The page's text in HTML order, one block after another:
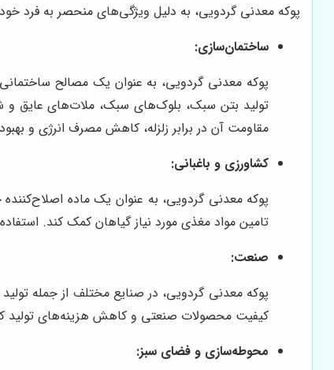
پوکه معدنی گردویی، به دلیل ویژگی‌های منحصر به فرد
ساختمان‌سازی:
پوکه معدنی گردویی، به عنوان یک مصالح
تولید بتن سبک، بلوک‌های سبک، ملات‌های عایق و
مقاومت آن در برابر زلزله، کاهش مصرف انرژی و
کشاورزی و باغبانی:
پوکه معدنی گردویی، به عنوان یک ماده
تامین مواد مغذی مورد نیاز گیاهان کمک کند.
صنعت:
پوکه معدنی گردویی، در صنایع مختلف از جمله
کیفیت محصولات صنعتی و کاهش هزینه‌های تولید
محوطه‌سازی و فضای سبز: